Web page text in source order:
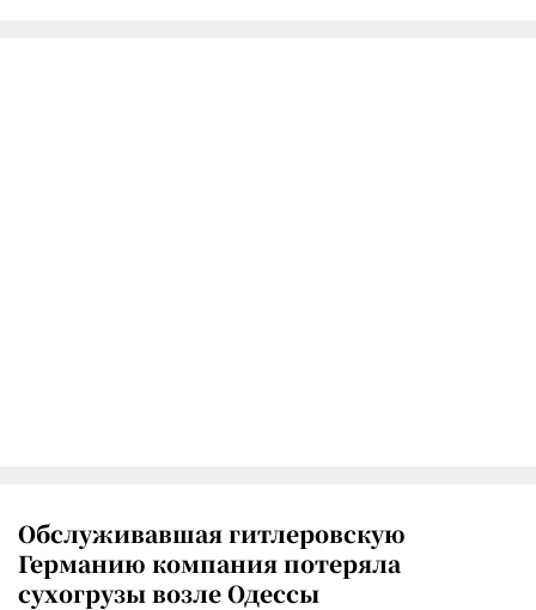
Обслуживавшая гитлеровскую
Германию компания потеряла
сухогрузы возле Одессы